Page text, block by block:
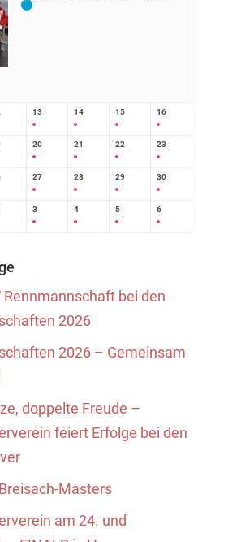
13 14 15 16
20 21 22 23
27 28 29 30
3 4 5 6
Rennmannschaft bei den
2026
2026 – Gemeinsam
doppelte Freude –
feiert Erfolge bei den
Masters
am 24. und